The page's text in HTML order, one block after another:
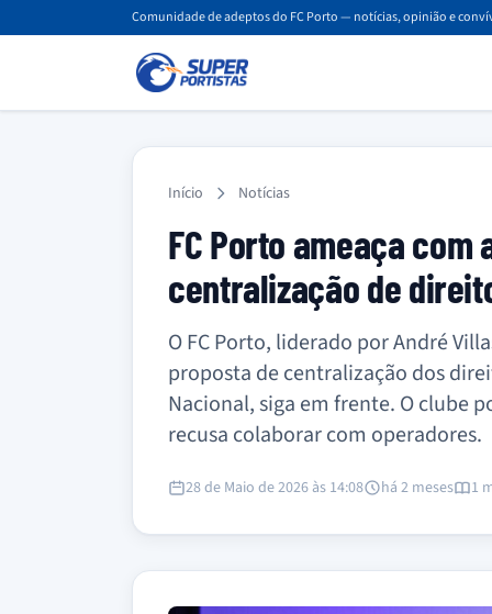
Comunidade de adeptos do FC Porto — notícias, opinião e
Início Notícias
FC Porto ameaça
centralização de
O FC Porto, liderado por André
proposta de centralização dos
Nacional, siga em frente. O clube
recusa colaborar com operadores.
28 de Maio de 2026 às 14:08 há 2 meses 1